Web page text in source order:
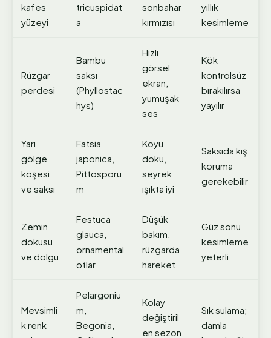
kafes
yüzeyi
tricuspidat
a
sonbahar
kırmızısı
yıllık
kesimleme
Rüzgar
perdesi
Bambu
saksı
(Phyllostac
hys)
Hızlı
görsel
ekran,
yumuşak
ses
Kök
kontrolsüz
bırakılırsa
yayılır
Yarı
gölge
köşesi
ve saksı
Fatsia
japonica,
Pittosporu
m
Koyu
doku,
seyrek
ışıkta iyi
Saksıda kış
koruma
gerekebilir
Zemin
dokusu
ve dolgu
Festuca
glauca,
ornamental
otlar
Düşük
bakım,
rüzgarda
hareket
Güz sonu
kesimleme
yeterli
Mevsimli
k renk
Pelargoniu
m,
Begonia,
Kolay
değiştiril
en sezon
Sık sulama;
damla